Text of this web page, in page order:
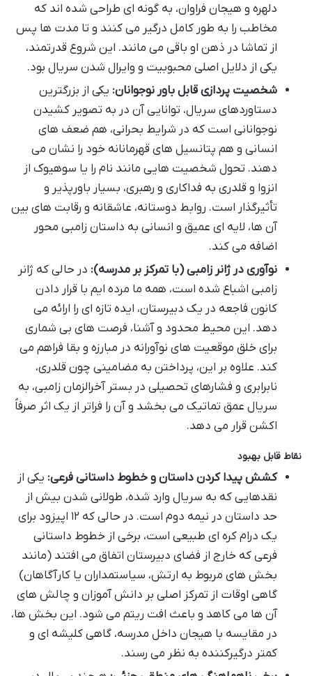
دلهره و هیجان فراوان، به گونه ای طراحی شده اند که
مخاطب را به طور کامل درگیر می کنند و تا مدت ها پس
از تماشا در ذهن او باقی می مانند. این شروع قدرتمند،
یکی از دلایل اصلی محبوبیت و وایرال شدن سریال بود.
شخصیت پردازی قابل باور نوجوانان: یکی از بزرگترین
دستاوردهای سریال، توانایی آن در به تصویر کشیدن
نوجوانانی است که در شرایط بحرانی، هم ضعف های
انسانی و هم پتانسیل های قهرمانانه خود را نشان می
دهند. تحول شخصیت هایی مانند نام را یا سوهیوک از
انزوا و قلدری به فداکاری و رهبری، بسیار باورپذیر و
تأثیرگذار است. روابط دوستانه، عاشقانه و رقابت های بین
آن ها، لایه ای عمیق و انسانی به داستان زامبی محور
اضافه می کند.
نوآوری در ژانر زامبی (با تمرکز بر مدرسه): در حالی که ژانر
زامبی اشباع شده است، همه ما مرده ایم با قرار دادن
کانون فاجعه در یک دبیرستان، ایده تازه ای را ارائه می
دهد. این محیط محدود و آشنا، فرصت های بی شماری
برای خلق موقعیت های نوآورانه در مبارزه و بقا فراهم می
کند. علاوه بر این، پرداختن به مضامینی چون قلدری،
نابرابری و فشارهای تحصیلی در بستر آخرالزمان زامبی، به
سریال عمق تماتیک می بخشد و آن را فراتر از یک اثر صرفاً
اکشن قرار می دهد.
نقاط قابل بهبود
کشش پیدا کردن داستان و خطوط داستانی فرعی: یکی از
نقدهایی که به سریال وارد شده، طولانی شدن بیش از
حد داستان در نیمه دوم است. در حالی که ۱۲ اپیزود برای
یک درام کره ای طبیعی است، برخی از خطوط داستانی
فرعی که خارج از فضای دبیرستان اتفاق می افتند (مانند
بخش های مربوط به ارتش، سیاستمداران یا کارآگاهان)
گاهی اوقات از تمرکز اصلی بر دانش آموزان و چالش های
آن ها می کاهد و باعث افت ریتم می شود. این بخش ها،
در مقایسه با هیجان داخل مدرسه، گاهی کلیشه ای و
کمتر درگیرکننده به نظر می رسند.